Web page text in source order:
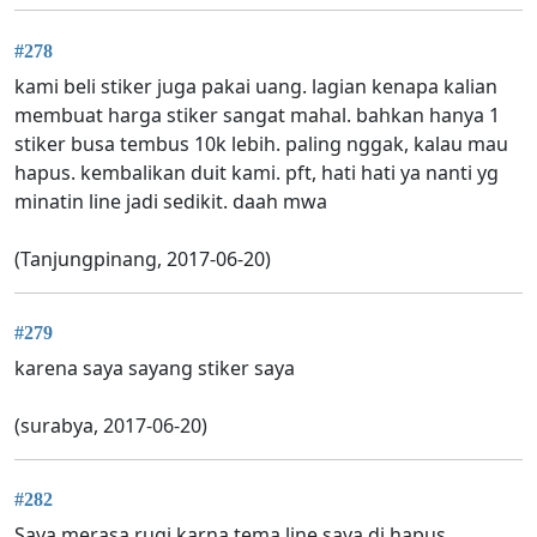
#278
kami beli stiker juga pakai uang. lagian kenapa kalian
membuat harga stiker sangat mahal. bahkan hanya 1
stiker busa tembus 10k lebih. paling nggak, kalau mau
hapus. kembalikan duit kami. pft, hati hati ya nanti yg
minatin line jadi sedikit. daah mwa
(Tanjungpinang, 2017-06-20)
#279
karena saya sayang stiker saya
(surabya, 2017-06-20)
#282